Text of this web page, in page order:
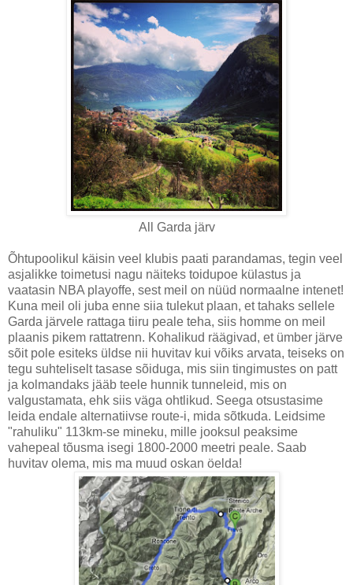
All Garda järv
Õhtupoolikul käisin veel klubis paati parandamas, tegin veel
asjalikke toimetusi nagu näiteks toidupoe külastus ja
vaatasin NBA playoffe, sest meil on nüüd normaalne intenet!
Kuna meil oli juba enne siia tulekut plaan, et tahaks sellele
Garda järvele rattaga tiiru peale teha, siis homme on meil
plaanis pikem rattatrenn. Kohalikud räägivad, et ümber järve
sõit pole esiteks üldse nii huvitav kui võiks arvata, teiseks on
tegu suhteliselt tasase sõiduga, mis siin tingimustes on patt
ja kolmandaks jääb teele hunnik tunneleid, mis on
valgustamata, ehk siis väga ohtlikud. Seega otsustasime
leida endale alternatiivse route-i, mida sõtkuda. Leidsime
"rahuliku" 113km-se mineku, mille jooksul peaksime
vahepeal tõusma isegi 1800-2000 meetri peale. Saab
huvitav olema, mis ma muud oskan öelda!